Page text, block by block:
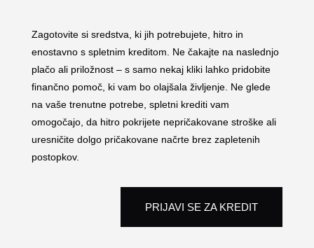
Zagotovite si sredstva, ki jih potrebujete, hitro in
enostavno s spletnim kreditom. Ne čakajte na naslednjo
plačo ali priložnost – s samo nekaj kliki lahko pridobite
finančno pomoč, ki vam bo olajšala življenje. Ne glede
na vaše trenutne potrebe, spletni krediti vam
omogočajo, da hitro pokrijete nepričakovane stroške ali
uresničite dolgo pričakovane načrte brez zapletenih
postopkov.
PRIJAVI SE ZA KREDIT